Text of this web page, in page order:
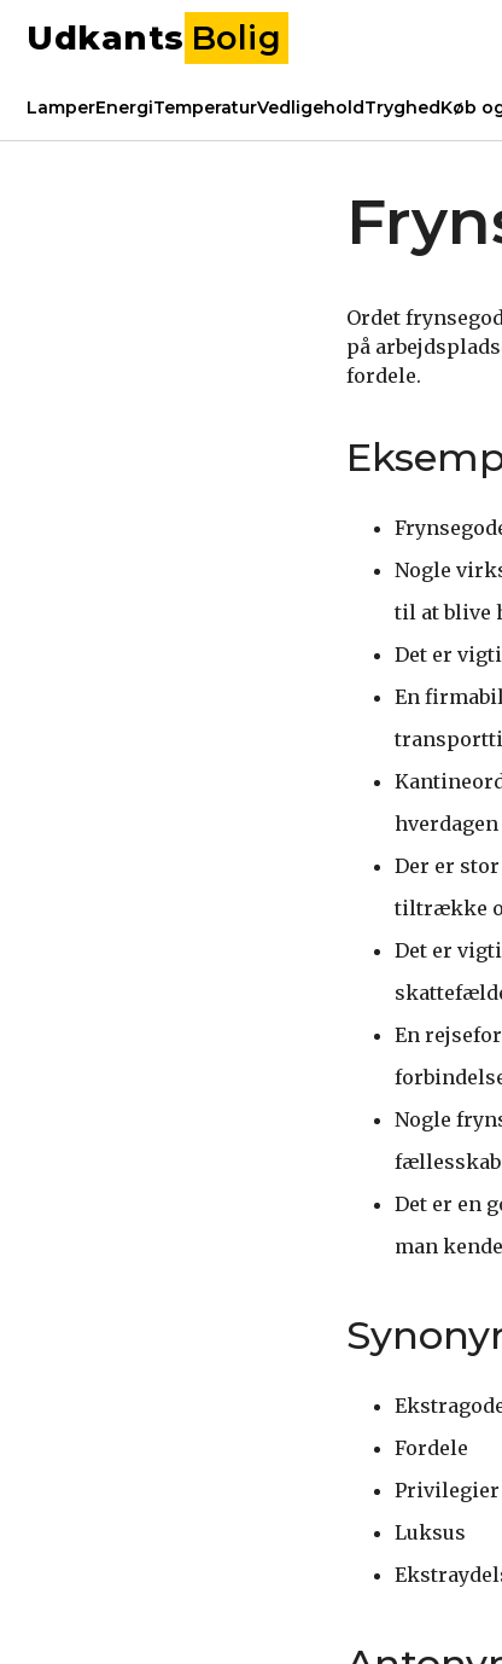
Udkants Bolig
LamperEnergiTemperaturVedligeholdTryghedKøb
Ordet
på
fordele.
Nogle
til at blive
Det er
En
Der er
tiltrække
Det er
En
Nogle
Det er en
man
Fordele
Privilegier
Luksus